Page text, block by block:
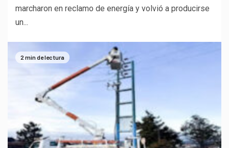
marcharon en reclamo de energía y volvió a producirse
un...
2 min de lectura